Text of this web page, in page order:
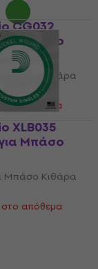
CG032
Μπάσο
Μπάσο Κιθάρα
στο απόθεμα
XLB035
Μπάσο
Μπάσο Κιθάρα
στο απόθεμα